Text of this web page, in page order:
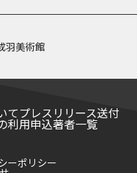
羽美術館
てプレスリリース送付
利用申込著者一覧
ーポリシー